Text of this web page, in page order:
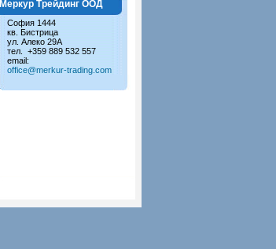
Меркур Трейдинг ООД
София 1444
кв. Бистрица
ул. Алеко 29А
тел. +359 889 532 557
email:
office@merkur-trading.com